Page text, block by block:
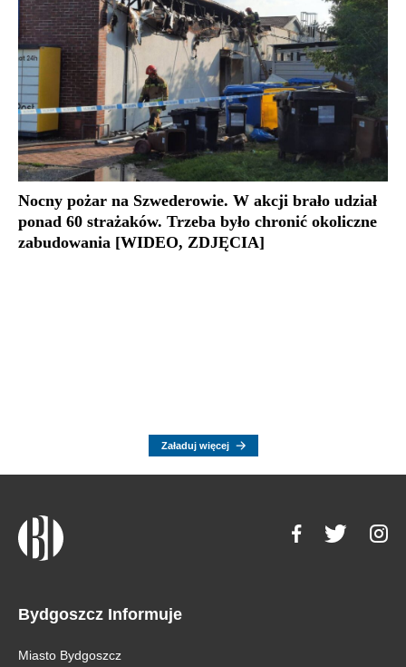
Nocny pożar na Szwederowie. W akcji brało udział
ponad 60 strażaków. Trzeba było chronić okoliczne
zabudowania [WIDEO, ZDJĘCIA]
Załaduj więcej
Bydgoszcz Informuje
Miasto Bydgoszcz